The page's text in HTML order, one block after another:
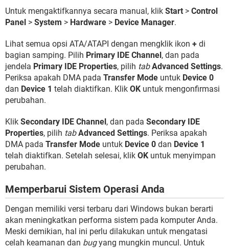
Untuk mengaktifkannya secara manual, klik Start > Control
Panel > System > Hardware > Device Manager.
Lihat semua opsi ATA/ATAPI dengan mengklik ikon + di
bagian samping. Pilih Primary IDE Channel, dan pada
jendela Primary IDE Properties, pilih tab Advanced Settings.
Periksa apakah DMA pada Transfer Mode untuk Device 0
dan Device 1 telah diaktifkan. Klik OK untuk mengonfirmasi
perubahan.
Klik Secondary IDE Channel, dan pada Secondary IDE
Properties, pilih tab Advanced Settings. Periksa apakah
DMA pada Transfer Mode untuk Device 0 dan Device 1
telah diaktifkan. Setelah selesai, klik OK untuk menyimpan
perubahan.
Memperbarui Sistem Operasi Anda
Dengan memiliki versi terbaru dari Windows bukan berarti
akan meningkatkan performa sistem pada komputer Anda.
Meski demikian, hal ini perlu dilakukan untuk mengatasi
celah keamanan dan bugyang mungkin muncul. Untuk